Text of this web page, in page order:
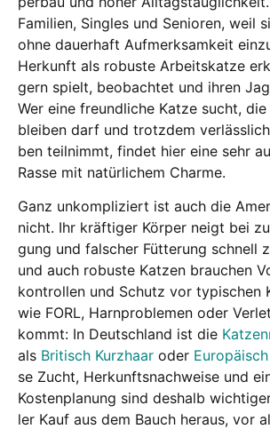
Fami­li­en, Sin­gles und Senio­ren, weil
ohne dau­er­haft Auf­merk­sam­keit
Her­kunft als robus­te Arbeits­kat­ze
gern spielt, beob­ach­tet und ihren
Wer eine freund­li­che Kat­ze sucht,
blei­ben darf und trotz­dem
ben teil­nimmt, fin­det hier eine sehr
Ras­se mit natür­li­chem Charme.
Ganz unkom­pli­ziert ist auch die
nicht. Ihr kräf­ti­ger Kör­per neigt bei
gung und fal­scher Füt­te­rung schnell
und auch robus­te Kat­zen brau­chen
kon­trol­len und Schutz vor typi­schen
wie FORL, Harn­pro­ble­men oder
kommt: In Deutsch­land ist die
als Bri­tisch Kurz­haar oder
se Zucht, Her­kunfts­nach­wei­se und
Kos­ten­pla­nung sind des­halb
ler Kauf aus dem Bauch her­aus, vor